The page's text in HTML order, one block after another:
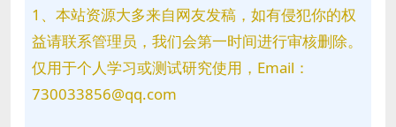
1、本站资源大多来自网友发稿，如有侵犯你的权
益请联系管理员，我们会第一时间进行审核删除。
仅用于个人学习或测试研究使用，Email：
730033856@qq.com